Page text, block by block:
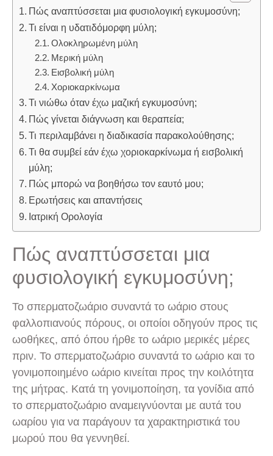
Πώς αναπτύσσεται μια φυσιολογική εγκυμοσύνη;
Τι είναι η υδατιδόμορφη μύλη;
Ολοκληρωμένη μύλη
Μερική μύλη
Εισβολική μύλη
Χοριοκαρκίνωμα
Τι νιώθω όταν έχω μαζική εγκυμοσύνη;
Πώς γίνεται διάγνωση και θεραπεία;
Τι περιλαμβάνει η διαδικασία παρακολούθησης;
Τι θα συμβεί εάν έχω χοριοκαρκίνωμα ή εισβολική
μύλη;
Πώς μπορώ να βοηθήσω τον εαυτό μου;
Ερωτήσεις και απαντήσεις
Ιατρική Ορολογία
Πώς αναπτύσσεται μια
φυσιολογική εγκυμοσύνη;
Το σπερματοζωάριο συναντά το ωάριο στους
φαλλοπιανούς πόρους, οι οποίοι οδηγούν προς τις
ωοθήκες, από όπου ήρθε το ωάριο μερικές μέρες
πριν. Το σπερματοζωάριο συναντά το ωάριο και το
γονιμοποιημένο ωάριο κινείται προς την κοιλότητα
της μήτρας. Κατά τη γονιμοποίηση, τα γονίδια από
το σπερματοζωάριο αναμειγνύονται με αυτά του
ωαρίου για να παράγουν τα χαρακτηριστικά του
μωρού που θα γεννηθεί.